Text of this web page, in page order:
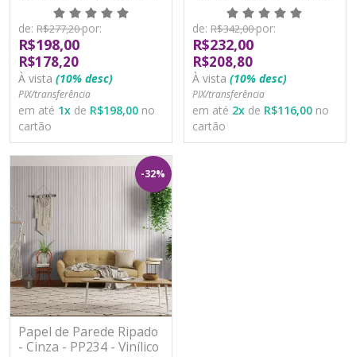
- 507089 - Vinílico
de: R$277,20por:
R$198,00
R$178,20
À vista (10% desc)
PIX/transferência
em até 1x de R$198,00 no
cartão
de: R$342,00por:
R$232,00
R$208,80
À vista (10% desc)
PIX/transferência
em até 2x de R$116,00 no
cartão
-32%
Papel de Parede Ripado
- Cinza - PP234 - Vinílico